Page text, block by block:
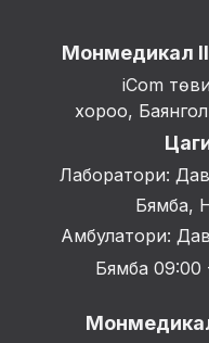
Монмедикал
iCom
хороо, Баянгол
Лаборатори:
Бямба,
Амбулатори:
Бямба 09:00